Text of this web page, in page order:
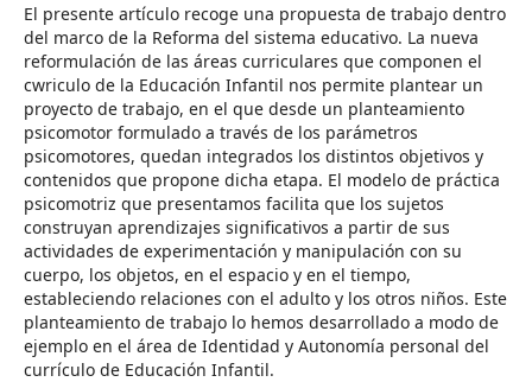
El presente artículo recoge una propuesta de trabajo dentro
del marco de la Reforma del sistema educativo. La nueva
reformulación de las áreas curriculares que componen el
cwriculo de la Educación Infantil nos permite plantear un
proyecto de trabajo, en el que desde un planteamiento
psicomotor formulado a través de los parámetros
psicomotores, quedan integrados los distintos objetivos y
contenidos que propone dicha etapa. El modelo de práctica
psicomotriz que presentamos facilita que los sujetos
construyan aprendizajes significativos a partir de sus
actividades de experimentación y manipulación con su
cuerpo, los objetos, en el espacio y en el tiempo,
estableciendo relaciones con el adulto y los otros niños. Este
planteamiento de trabajo lo hemos desarrollado a modo de
ejemplo en el área de Identidad y Autonomía personal del
currículo de Educación Infantil.